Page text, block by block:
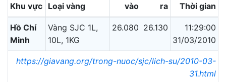
Khu vực Loại vàng
vào
ra
Thời gian
Hồ Chí
Minh
Vàng SJC 1L,
10L, 1KG
26.080 26.130
11:29:00
31/03/2010
https://giavang.org/trong-nuoc/sjc/lich-su/2010-03-
31.html